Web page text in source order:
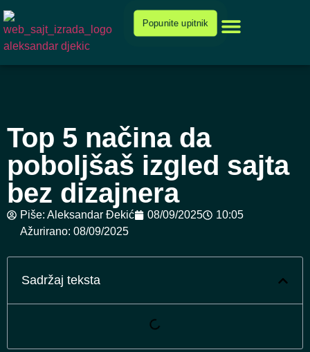
Popunite upitnik
Top 5 načina da
poboljšaš izgled sajta
bez dizajnera
Piše: Aleksandar Đekić 08/09/2025
10:05
Ažurirano: 08/09/2025
Sadržaj teksta